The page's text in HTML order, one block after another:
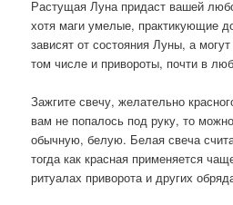
Растущая Луна придаст вашей
хотя маги умелые, практикующие
зависят от состояния Луны, а
том числе и привороты, почти в
Зажгите свечу, желательно
вам не попалось под руку, то
обычную, белую. Белая свеча
тогда как красная применяется
ритуалах приворота и других